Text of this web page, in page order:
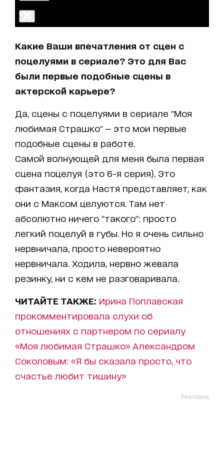
Какие Ваши впечатления от сцен с
поцелуями в сериале? Это для Вас
были первые подобные сцены в
актерской карьере?
Да, сцены с поцелуями в сериале "Моя
любимая Страшко" — это мои первые
подобные сцены в работе.
Самой волнующей для меня была первая
сцена поцелуя (это 6-я серия). Это
фантазия, когда Настя представляет, как
они с Максом целуются. Там нет
абсолютно ничего "такого": просто
легкий поцелуй в губы. Но я очень сильно
нервничала, просто невероятно
нервничала. Ходила, нервно жевала
резинку, ни с кем не разговаривала.
ЧИТАЙТЕ ТАКЖЕ: Ирина Поплавская
прокомментировала слухи об
отношениях с партнером по сериалу
«Моя любимая Страшко» Александром
Соколовым: «Я бы сказала просто, что
счастье любит тишину»
Реклама